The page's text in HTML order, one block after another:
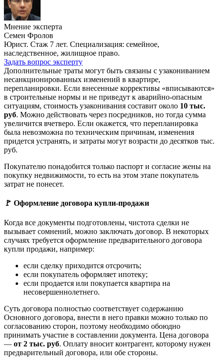
Мнение эксперта
Семен Фролов
Юрист. Стаж 7 лет. Специализация: семейное,
наследственное, жилищное право.
Задать вопрос эксперту
Дополнительные траты могут быть связаны с узакониванием
несанкционированных изменений в квартире,
перепланировки. Если внесенные коррективы «вписываются»
в строительные нормы и не приведут к аварийно-опасным
ситуациям, стоимость узаконивания составит около 10 тыс.
руб. Можно действовать через посредников, но тогда сумма
увеличится вчетверо. Если окажется, что перепланировка
была невозможна по техническим причинам, изменения
придется устранять, и затраты могут возрасти до десятков тыс.
руб.
Покупателю понадобится только паспорт и согласие жены на
покупку недвижимости, то есть на этом этапе покупатель
затрат не понесет.
🚩 Оформление договора купли-продажи
Когда все документы подготовлены, чистота сделки не
вызывает сомнений, можно заключать договор. В некоторых
случаях требуется оформление предварительного договора
купли продажи, например:
если сделку приходится отсрочить;
если покупатель оформляет ипотеку;
если продается или покупается квартира на
несовершеннолетнего.
Суть договора полностью соответствует содержанию
Основного договора, внести в него правки можно только по
согласованию сторон, поэтому необходимо обоюдно
принимать участие в составлении документа. Цена договора
— от 2 тыс. руб. Оплату вносит контрагент, которому нужен
предварительный договора, или обе стороны.